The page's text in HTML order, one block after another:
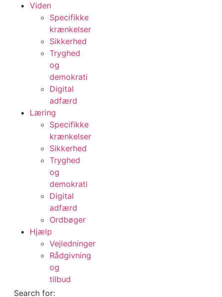
Viden
Specifikke
krænkelser
Sikkerhed
Tryghed
og
demokrati
Digital
adfærd
Læring
Specifikke
krænkelser
Sikkerhed
Tryghed
og
demokrati
Digital
adfærd
Ordbøger
Hjælp
Vejledninger
Rådgivning
og
tilbud
Search for: